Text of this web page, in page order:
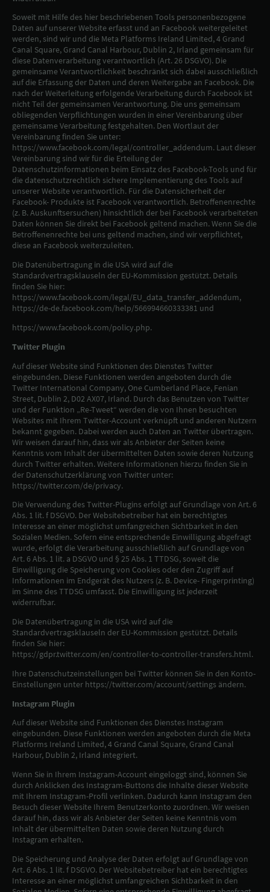
Soweit mit Hilfe des hier beschriebenen Tools personenbezogene
Daten auf unserer Website erfasst und an Facebook weitergeleitet
werden, sind wir und die Meta Platforms Ireland Limited, 4 Grand
Canal Square, Grand Canal Harbour, Dublin 2, Irland gemeinsam für
diese Datenverarbeitung verantwortlich (Art. 26 DSGVO). Die
gemeinsame Verantwortlichkeit beschränkt sich dabei ausschließlich
auf die Erfassung der Daten und deren Weitergabe an Facebook. Die
nach der Weiterleitung erfolgende Verarbeitung durch Facebook ist
nicht Teil der gemeinsamen Verantwortung. Die uns gemeinsam
obliegenden Verpflichtungen wurden in einer Vereinbarung über
gemeinsame Verarbeitung festgehalten. Den Wortlaut der
Vereinbarung finden Sie unter:
https://www.facebook.com/legal/controller_addendum. Laut dieser
Vereinbarung sind wir für die Erteilung der
Datenschutzinformationen beim Einsatz des Facebook-Tools und für
die datenschutzrechtlich sichere Implementierung des Tools auf
unserer Website verantwortlich. Für die Datensicherheit der
Facebook- Produkte ist Facebook verantwortlich. Betroffenenrechte
(z. B. Auskunftsersuchen) hinsichtlich der bei Facebook verarbeiteten
Daten können Sie direkt bei Facebook geltend machen. Wenn Sie die
Betroffenenrechte bei uns geltend machen, sind wir verpflichtet,
diese an Facebook weiterzuleiten.
Die Datenübertragung in die USA wird auf die
Standardvertragsklauseln der EU-Kommission gestützt. Details
finden Sie hier:
https://www.facebook.com/legal/EU_data_transfer_addendum,
https://de-de.facebook.com/help/566994660333381 und
https://www.facebook.com/policy.php.
Twitter Plugin
Auf dieser Website sind Funktionen des Dienstes Twitter
eingebunden. Diese Funktionen werden angeboten durch die
Twitter International Company, One Cumberland Place, Fenian
Street, Dublin 2, D02 AX07, Irland. Durch das Benutzen von Twitter
und der Funktion „Re-Tweet“ werden die von Ihnen besuchten
Websites mit Ihrem Twitter-Account verknüpft und anderen Nutzern
bekannt gegeben. Dabei werden auch Daten an Twitter übertragen.
Wir weisen darauf hin, dass wir als Anbieter der Seiten keine
Kenntnis vom Inhalt der übermittelten Daten sowie deren Nutzung
durch Twitter erhalten. Weitere Informationen hierzu finden Sie in
der Datenschutzerklärung von Twitter unter:
https://twitter.com/de/privacy.
Die Verwendung des Twitter-Plugins erfolgt auf Grundlage von Art. 6
Abs. 1 lit. f DSGVO. Der Websitebetreiber hat ein berechtigtes
Interesse an einer möglichst umfangreichen Sichtbarkeit in den
Sozialen Medien. Sofern eine entsprechende Einwilligung abgefragt
wurde, erfolgt die Verarbeitung ausschließlich auf Grundlage von
Art. 6 Abs. 1 lit. a DSGVO und § 25 Abs. 1 TTDSG, soweit die
Einwilligung die Speicherung von Cookies oder den Zugriff auf
Informationen im Endgerät des Nutzers (z. B. Device- Fingerprinting)
im Sinne des TTDSG umfasst. Die Einwilligung ist jederzeit
widerrufbar.
Die Datenübertragung in die USA wird auf die
Standardvertragsklauseln der EU-Kommission gestützt. Details
finden Sie hier:
https://gdpr.twitter.com/en/controller-to-controller-transfers.html.
Ihre Datenschutzeinstellungen bei Twitter können Sie in den Konto-
Einstellungen unter https://twitter.com/account/settings ändern.
Instagram Plugin
Auf dieser Website sind Funktionen des Dienstes Instagram
eingebunden. Diese Funktionen werden angeboten durch die Meta
Platforms Ireland Limited, 4 Grand Canal Square, Grand Canal
Harbour, Dublin 2, Irland integriert.
Wenn Sie in Ihrem Instagram-Account eingeloggt sind, können Sie
durch Anklicken des Instagram-Buttons die Inhalte dieser Website
mit Ihrem Instagram-Profil verlinken. Dadurch kann Instagram den
Besuch dieser Website Ihrem Benutzerkonto zuordnen. Wir weisen
darauf hin, dass wir als Anbieter der Seiten keine Kenntnis vom
Inhalt der übermittelten Daten sowie deren Nutzung durch
Instagram erhalten.
Die Speicherung und Analyse der Daten erfolgt auf Grundlage von
Art. 6 Abs. 1 lit. f DSGVO. Der Websitebetreiber hat ein berechtigtes
Interesse an einer möglichst umfangreichen Sichtbarkeit in den